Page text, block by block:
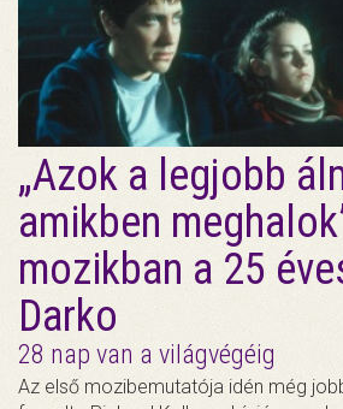
„Azok a legjobb
amikben
mozikban a 25
Darko
28 nap van a világvégéig
Az első mozibemutatója idén még